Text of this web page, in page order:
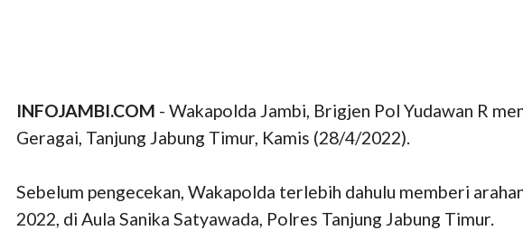
INFOJAMBI.COM - Wakapolda Jambi, Brigjen Pol Yudawan R
Geragai, Tanjung Jabung Timur, Kamis (28/4/2022).
Sebelum pengecekan, Wakapolda terlebih dahulu memberi
2022, di Aula Sanika Satyawada, Polres Tanjung Jabung Timur.